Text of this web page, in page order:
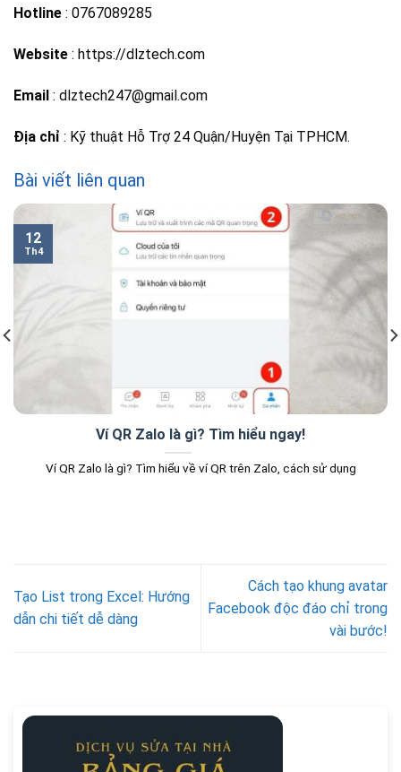
Hotline : 0767089285
Website : https://dlztech.com
Email : dlztech247@gmail.com
Địa chỉ : Kỹ thuật Hỗ Trợ 24 Quận/Huyện Tại TPHCM.
Bài viết liên quan
Ví QR Zalo là gì? Tìm hiểu ngay!
Ví QR Zalo là gì? Tìm hiểu về ví QR trên Zalo, cách sử dụng
12
Th4
Tạo List trong Excel: Hướng
dẫn chi tiết dễ dàng
Cách tạo khung avatar
Facebook độc đáo chỉ trong
vài bước!